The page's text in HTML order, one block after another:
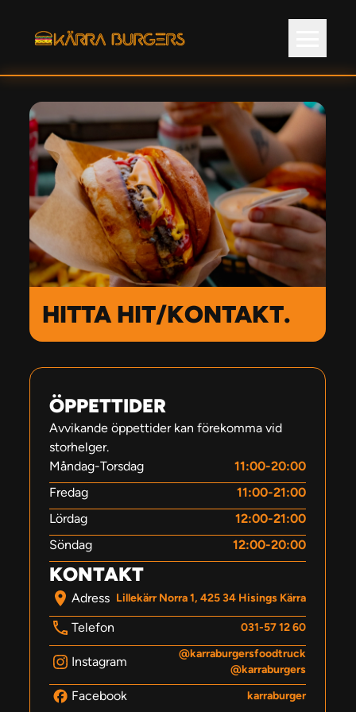
HITTA HIT/KONTAKT.
ÖPPETTIDER
Avvikande öppettider kan förekomma vid
storhelger.
Måndag-Torsdag
11:00-20:00
Fredag
11:00-21:00
Lördag
12:00-21:00
Söndag
12:00-20:00
KONTAKT
Adress Lillekärr Norra 1, 425 34 Hisings Kärra
Telefon 031-57 12 60
Instagram
@karraburgersfoodtruck
@karraburgers
Facebook karraburger